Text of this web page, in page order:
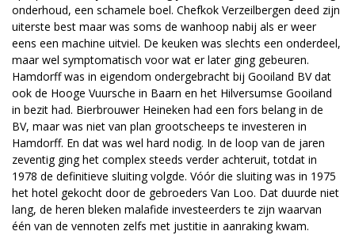
onderhoud, een schamele boel. Chefkok Verzeilbergen deed zijn
uiterste best maar was soms de wanhoop nabij als er weer
eens een machine uitviel. De keuken was slechts een onderdeel,
maar wel symptomatisch voor wat er later ging gebeuren.
Hamdorff was in eigendom ondergebracht bij Gooiland BV dat
ook de Hooge Vuursche in Baarn en het Hilversumse Gooiland
in bezit had. Bierbrouwer Heineken had een fors belang in de
BV, maar was niet van plan grootscheeps te investeren in
Hamdorff. En dat was wel hard nodig. In de loop van de jaren
zeventig ging het complex steeds verder achteruit, totdat in
1978 de definitieve sluiting volgde. Vóór die sluiting was in 1975
het hotel gekocht door de gebroeders Van Loo. Dat duurde niet
lang, de heren bleken malafide investeerders te zijn waarvan
één van de vennoten zelfs met justitie in aanraking kwam.